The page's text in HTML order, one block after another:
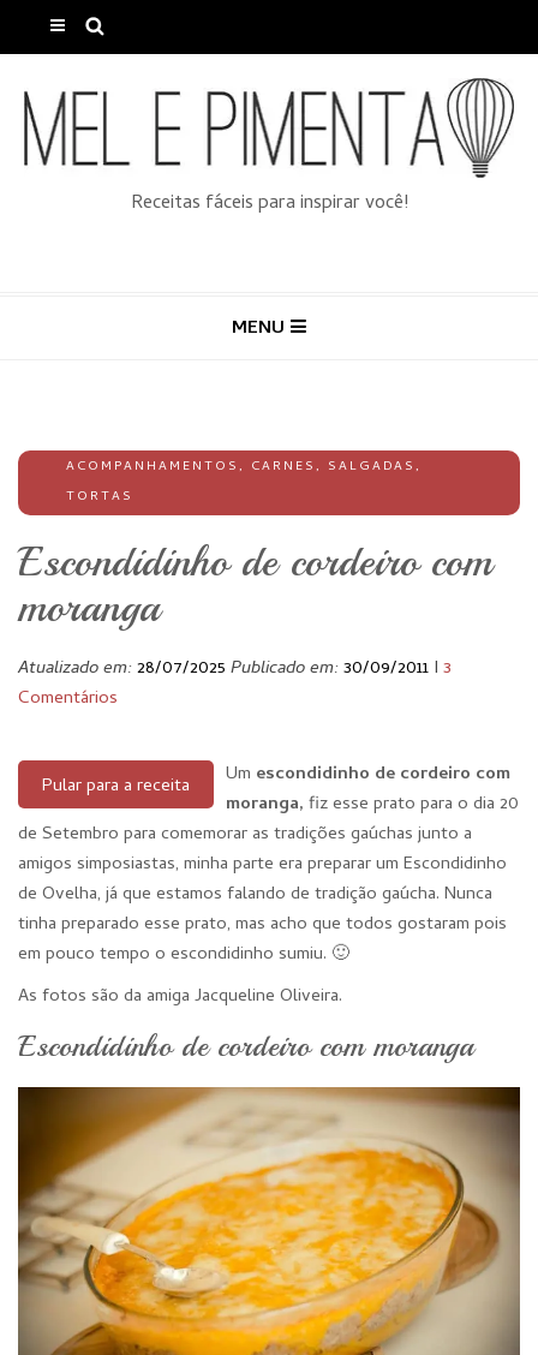
Receitas fáceis para inspirar você!
MENU
ACOMPANHAMENTOS, CARNES, SALGADAS,
TORTAS
Escondidinho de cordeiro com
moranga
Atualizado em:28/07/2025 Publicado em:30/09/2011 I 3
Comentários
Pular para a receita Um escondidinho de cordeiro com
moranga, fiz esse prato para o dia 20
de Setembro para comemorar as tradições gaúchas junto a
amigos simposiastas, minha parte era preparar um Escondidinho
de Ovelha, já que estamos falando de tradição gaúcha. Nunca
tinha preparado esse prato, mas acho que todos gostaram pois
em pouco tempo o escondidinho sumiu. 🙂
As fotos são da amiga Jacqueline Oliveira.
Escondidinho de cordeiro com moranga